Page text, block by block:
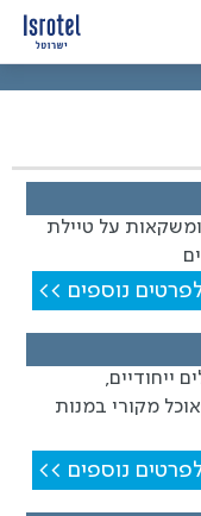
על טיילת
נוספים >>
ייחודיים,
מקורי במנות
נוספים >>